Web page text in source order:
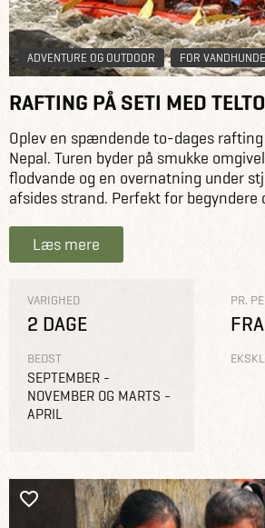
ADVENTURE OG OUTDOOR FOR VANDHUNDE
RAFTING PÅ SETI MED
Oplev en spændende to-dages
Nepal. Turen byder på smukke
flodvande og en overnatning under
afsides strand. Perfekt for begyndere
Læs mere
VARIGHED
2 DAGE
BEDST
SEPTEMBER -
NOVEMBER OG MARTS -
APRIL
PR.